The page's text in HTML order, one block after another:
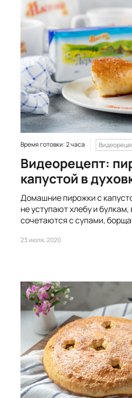
Время готовки: 2 часа
Видеорецепт:
капустой в
Домашние пирожки с
не уступают хлебу и
сочетаются с супами,
23 июля, 2020